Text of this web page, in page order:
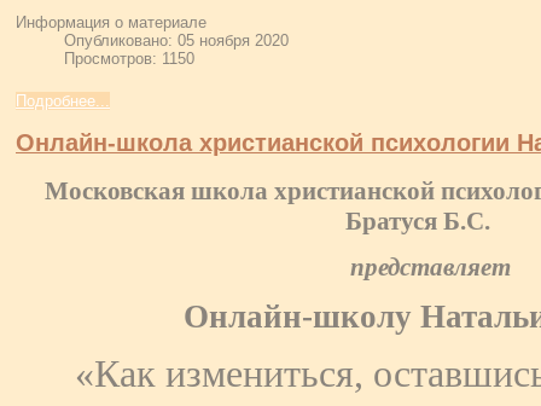
Информация о материале
Опубликовано: 05 ноября 2020
Просмотров: 1150
Подробнее...
Онлайн-школа христианской психологии
Московская школа христианской
Братуся Б.С.
представляет
Онлайн-школу
«Как измениться,